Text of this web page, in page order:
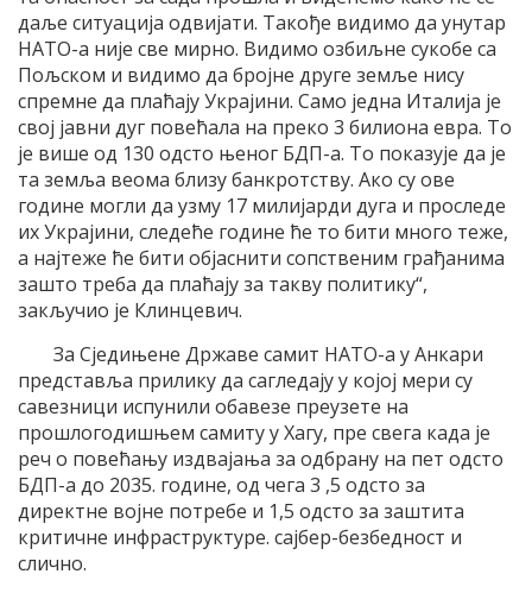
даље ситуација одвијати. Такође видимо да унутар
НАТО-а није све мирно. Видимо озбиљне сукобе са
Пољском и видимо да бројне друге земље нису
спремне да плаћају Украјини. Само једна Италија је
свој јавни дуг повећала на преко 3 билиона евра. То
је више од 130 одсто њеног БДП-а. То показује да је
та земља веома близу банкротству. Ако су ове
године могли да узму 17 милијарди дуга и проследе
их Украјини, следеће године ће то бити много теже,
а најтеже ће бити објаснити сопственим грађанима
зашто треба да плаћају за такву политику“,
закључио је Клинцевич.
За Сједињене Државе самит НАТО-а у Анкари
представља прилику да сагледају у којој мери су
савезници испунили обавезе преузете на
прошлогодишњем самиту у Хагу, пре свега када је
реч о повећању издвајања за одбрану на пет одсто
БДП-а до 2035. године, од чега 3 ,5 одсто за
директне војне потребе и 1,5 одсто за заштита
критичне инфраструктуре. сајбер-безбедност и
слично.